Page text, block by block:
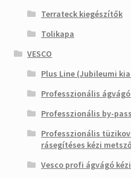
Terrateck kiegészítők
Tolikapa
VESCO
Plus Line (Jubileumi
Professzionális
Professzionális by-
Professzionális
rásegítéses kézi
Vesco profi ágvágó